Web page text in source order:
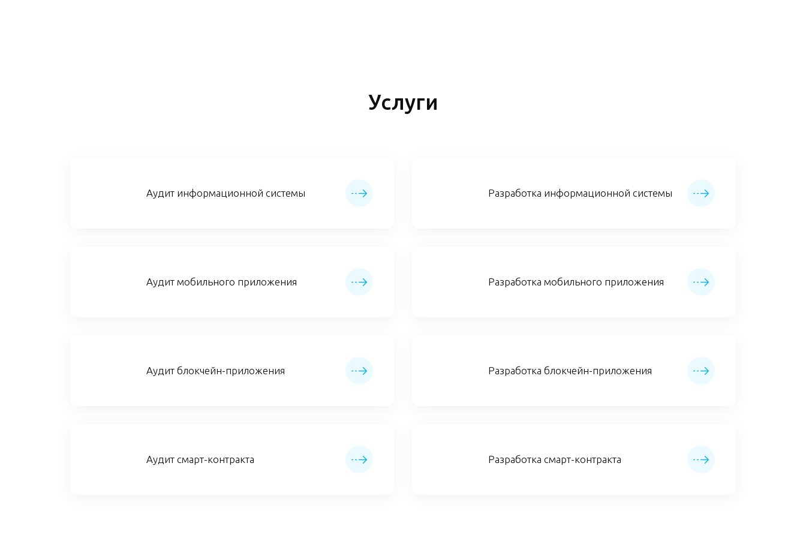
Услуги
Аудит информационной системы Разработка информационной системы
Аудит мобильного приложения Разработка мобильного приложения
Аудит блокчейн-приложения Разработка блокчейн-приложения
Аудит смарт-контракта Разработка смарт-контракта